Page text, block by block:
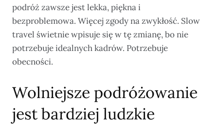
podróż zawsze jest lekka, piękna i
bezproblemowa. Więcej zgody na zwykłość. Slow
travel świetnie wpisuje się w tę zmianę, bo nie
potrzebuje idealnych kadrów. Potrzebuje
obecności.
Wolniejsze podróżowanie
jest bardziej ludzkie